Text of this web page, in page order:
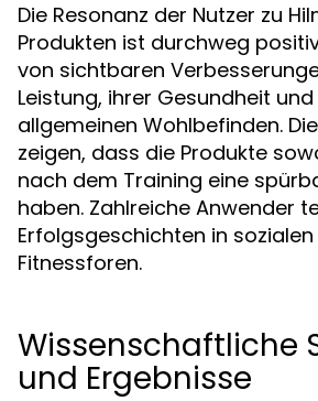
Die Resonanz der Nutzer zu
Produkten ist durchweg
von sichtbaren
Leistung, ihrer Gesundheit
allgemeinen Wohlbefinden.
zeigen, dass die Produkte
nach dem Training eine
haben. Zahlreiche Anwender
Erfolgsgeschichten in
Fitnessforen.
Wissenschaftliche
und Ergebnisse